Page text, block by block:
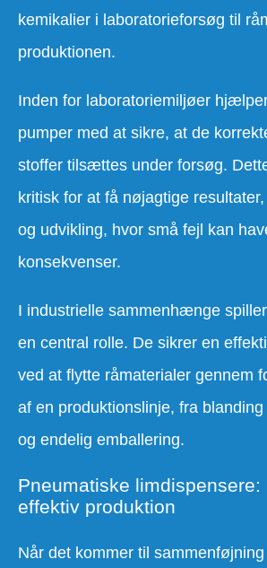
kemikalier i laboratorieforsøg til
produktionen.
Inden for laboratoriemiljøer
pumper med at sikre, at de
stoffer tilsættes under forsøg.
kritisk for at få nøjagtige
og udvikling, hvor små fejl kan
konsekvenser.
I industrielle sammenhænge
en central rolle. De sikrer en
ved at flytte råmaterialer gennem
af en produktionslinje, fra
og endelig emballering.
Pneumatiske limdispensere:
effektiv produktion
Når det kommer til